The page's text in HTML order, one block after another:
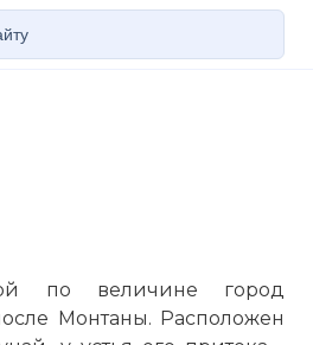
по величине город
Монтаны. Расположен